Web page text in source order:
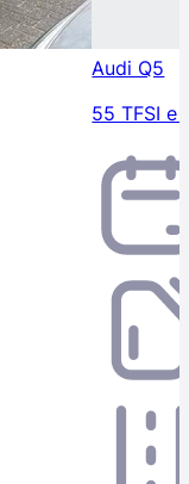
Audi Q5
55 TFSI e